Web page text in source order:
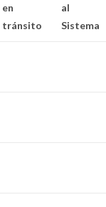
en
tránsito
al
Sistema